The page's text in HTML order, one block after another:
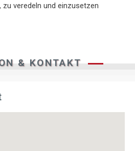
zu veredeln und einzusetzen
& KONTAKT